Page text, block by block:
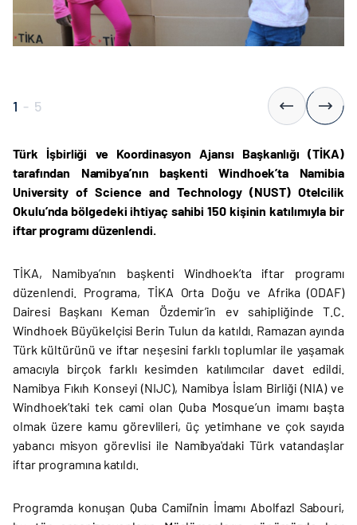
1 - 5
Türk İşbirliği ve Koordinasyon Ajansı Başkanlığı (TİKA)
tarafından Namibya’nın başkenti Windhoek’ta Namibia
University of Science and Technology (NUST) Otelcilik
Okulu’nda bölgedeki ihtiyaç sahibi 150 kişinin katılımıyla bir
iftar programı düzenlendi.
TİKA, Namibya’nın başkenti Windhoek’ta iftar programı
düzenlendi. Programa, TİKA Orta Doğu ve Afrika (ODAF)
Dairesi Başkanı Keman Özdemir’in ev sahipliğinde T.C.
Windhoek Büyükelçisi Berin Tulun da katıldı. Ramazan ayında
Türk kültürünü ve iftar neşesini farklı toplumlar ile yaşamak
amacıyla birçok farklı kesimden katılımcılar davet edildi.
Namibya Fıkıh Konseyi (NIJC), Namibya İslam Birliği (NIA) ve
Windhoek’taki tek cami olan Quba Mosque’un imamı başta
olmak üzere kamu görevlileri, üç yetimhane ve çok sayıda
yabancı misyon görevlisi ile Namibya'daki Türk vatandaşlar
iftar programına katıldı.
Programda konuşan Quba Camii’nin İmamı Abolfazl Sabouri,